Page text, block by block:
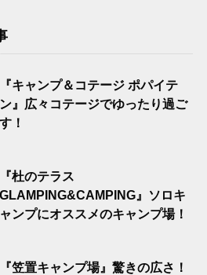
『キャンプ＆コテージ ポパイテ
ン』広々コテージでゆったり過ご
す！
『杜のテラス
GLAMPING&CAMPING』ソロキ
ャンプにオススメのキャンプ場！
『笠置キャンプ場』驚きの広さ！